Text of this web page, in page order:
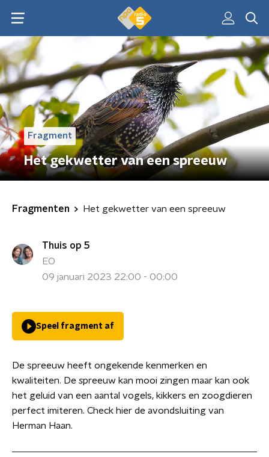
Fragment
Het gekwetter van een spreeuw
Fragmenten Het gekwetter van een spreeuw
Thuis op 5
EO
09 januari 2023 22:00 - 00:00
Speel fragment af
De spreeuw heeft ongekende kenmerken en
kwaliteiten. De spreeuw kan mooi zingen maar kan ook
het geluid van een aantal vogels, kikkers en zoogdieren
perfect imiteren. Check hier de avondsluiting van
Herman Haan.